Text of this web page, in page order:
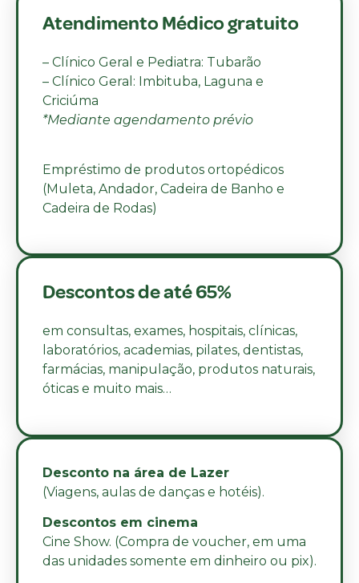
Atendimento Médico gratuito
– Clínico Geral e Pediatra: Tubarão
– Clínico Geral: Imbituba, Laguna e
Criciúma
*Mediante agendamento prévio
Empréstimo de produtos ortopédicos
(Muleta, Andador, Cadeira de Banho e
Cadeira de Rodas)
Descontos de até 65%
em consultas, exames, hospitais, clínicas,
laboratórios, academias, pilates, dentistas,
farmácias, manipulação, produtos naturais,
óticas e muito mais…
Desconto na área de Lazer
(Viagens, aulas de danças e hotéis).
Descontos em cinema
Cine Show. (Compra de voucher, em uma
das unidades somente em dinheiro ou pix).